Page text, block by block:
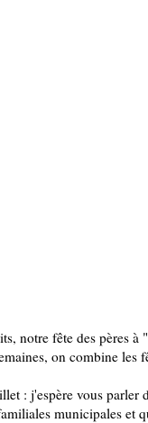
notre fête des pères
on combine les
: j'espère vous parler
municipales et